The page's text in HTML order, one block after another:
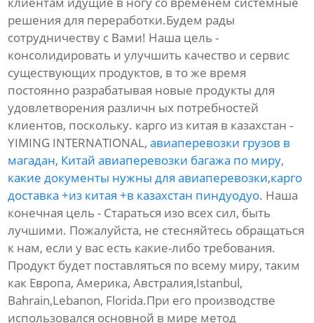
решения для переработки.Будем рады
сотрудничеству с Вами! Наша цель -
консолидировать и улучшить качество и сервис
существующих продуктов, в то же время
постоянно разрабатывая новые продукты для
удовлетворения различн ых потребностей
клиентов, поскольку. карго из китая в казахстан -
YIMING INTERNATIONAL,авиаперевозки грузов в
магадан, Китай авиаперевозки багажа по миру,
какие документы нужны для авиаперевозки,карго
доставка +из китая +в казахстан пиндуодуо. Наша
конечная цель - Стараться изо всех сил, быть
лучшими. Пожалуйста, не стесняйтесь обращаться
к нам, если у вас есть какие-либо требования.
Продукт будет поставляться по всему миру, таким
как Европа, Америка, Австралия,Istanbul,
Bahrain,Lebanon, Florida.При его производстве
использовался основной в мире метод